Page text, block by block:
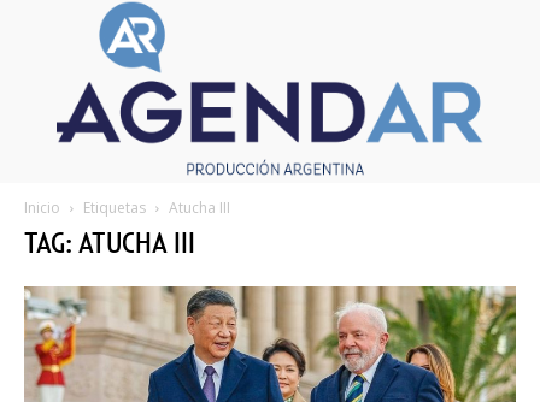
Inicio Etiquetas Atucha III
TAG: ATUCHA III